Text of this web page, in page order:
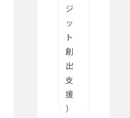
ジ
ッ
ト
創
出
支
援
）